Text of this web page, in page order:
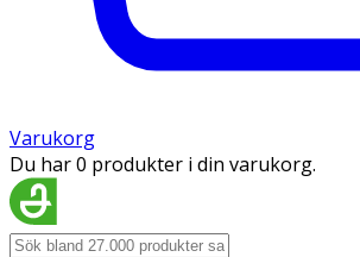
Varukorg
Du har 0 produkter i din varukorg.